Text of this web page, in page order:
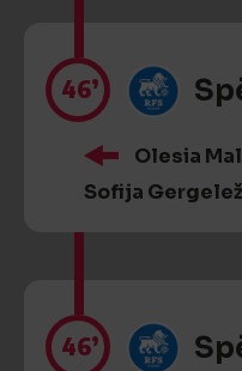
46’
Olesia
Sofija
46’